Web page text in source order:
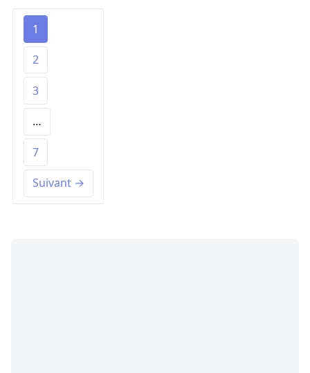
1
2
3
…
7
Suivant →